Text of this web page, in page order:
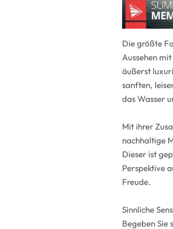
Die größte
Aussehen
äußerst
sanften,
das Wasser
Mit ihrer
nachhaltige
Dieser ist
Perspektive
Freude.
Sinnliche
Begeben Sie